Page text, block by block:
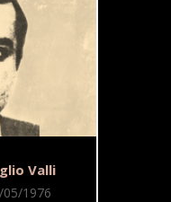
Valli
1976